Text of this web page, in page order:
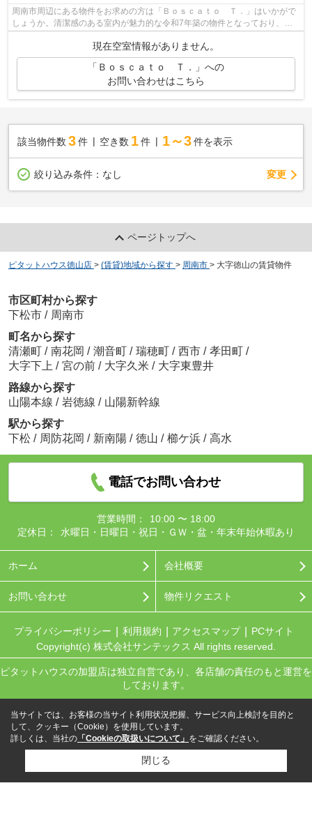
周南市周辺にある物件をお求めの方は「Ｂｏｓｃａｔｏ Ｔ．」はいかがで
しょうか。清潔感のある室内が魅力的な令和7年築の物件となっており、一
現在空室情報がありません。
「Ｂｏｓｃａｔｏ Ｔ．」への
お問い合わせはこちら
該当物件数 3件 空き数 1 件 1～3 件を表示
絞り込み条件： なし 変更
ページトップへ
ピタットハウス徳山店 > (賃貸)地域から探す > 周南市 > 大字徳山の賃貸物件
市区町村から探す
下松市 / 周南市
町名から探す
清瀬町 / 南花岡 / 潮音町 / 瑞穂町 / 西市 / 孝田町 /
大字下上 / 宮の前 / 大字久米 / 大字東豊井
路線から探す
山陽本線 / 岩徳線 / 山陽新幹線
駅から探す
下松 / 周防花岡 / 新南陽 / 徳山 / 櫛ケ浜 / 高水
電話でお問い合わせ
営業時間：
10:00 〜 18:00
定休日：
水曜日・日曜日・祝日・ＧＷ・盆・年末年始休暇あり
ホーム 会社概要
お問い合わせ 物件リクエスト
プライバシーポリシー 利用規約 アクセスマップ
PCサイト
Copyright(c) 株式会社サンテックス All rights reserved.
ピタットハウスの加盟店は独立自営であり、各店舗の責任のもと運営を
しております。
当サイトでは、お客様の当サイト利用状況把握、サービス向上検討を目的と
して、クッキー（Cookie）を使用しています。
詳しくは、当社の 「Cookieの取扱いについて」 をご確認ください。
閉じる